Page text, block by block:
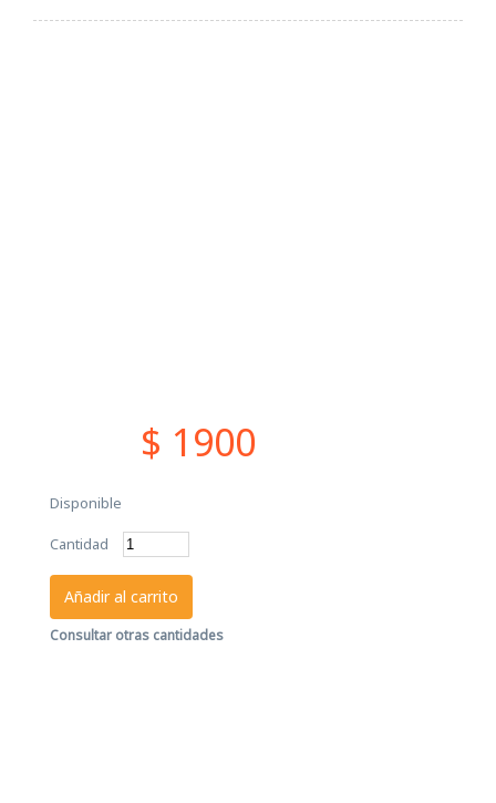
$ 1900
Disponible
Cantidad
Añadir al carrito
Consultar otras cantidades